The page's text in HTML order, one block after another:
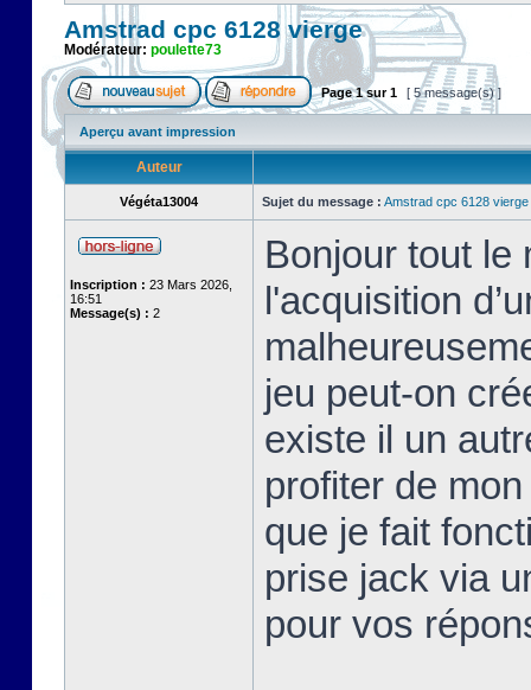
Amstrad cpc 6128 vierge
Modérateur: poulette73
Page1sur1 [ 5 message(s) ]
Aperçu avant impression
Auteur
Végéta13004 Sujet du message : Amstrad cpc 6128 vierge
Inscription : 23 Mars 2026,
16:51
Message(s) : 2
Bonjour tout le
l'acquisition
jeu peut-on
existe il un
profiter de
que je fait
prise jack via
pour vos